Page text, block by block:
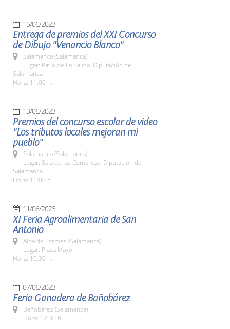
15/06/2023
Entrega de premios del XXI Concurso
de Dibujo "Venancio Blanco"
Salamanca (Salamanca)
Lugar: Patio de La Salina. Diputación de
Salamanca
Hora: 11:00 h.
13/06/2023
Premios del concurso escolar de vídeo
"Los tributos locales mejoran mi
pueblo"
Salamanca (Salamanca)
Lugar: Sala de las Comarcas. Diputación de
Salamanca
Hora: 11:00 h.
11/06/2023
XI Feria Agroalimentaria de San
Antonio
Alba de Tormes (Salamanca)
Lugar: Plaza Mayor
Hora: 10:30 h.
07/06/2023
Feria Ganadera de Bañobárez
Bañobárez (Salamanca)
Hora: 12:30 h.